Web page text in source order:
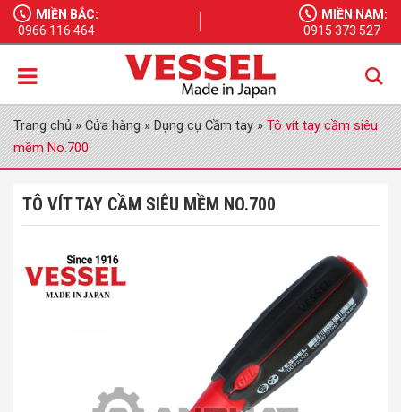
MIỀN BẮC:
0966 116 464
MIỀN NAM:
0915 373 527
Trang chủ»Cửa hàng»Dụng cụ Cầm tay»Tô vít tay cầm siêu
mềm No.700
TÔ VÍT TAY CẦM SIÊU MỀM NO.700